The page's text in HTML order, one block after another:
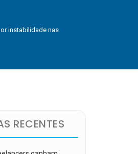
instabilidade nas
RECENTES